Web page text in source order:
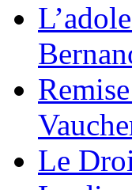
Le